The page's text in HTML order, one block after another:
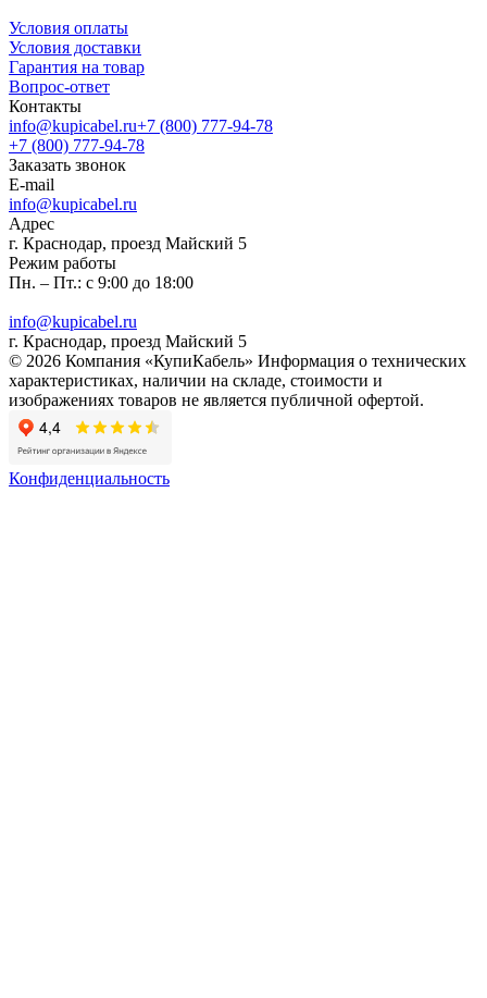
Условия оплаты
Условия доставки
Гарантия на товар
Вопрос-ответ
Контакты
info@kupicabel.ru+7 (800) 777-94-78
+7 (800) 777-94-78
Заказать звонок
E-mail
info@kupicabel.ru
Адрес
г. Краснодар, проезд Майский 5
Режим работы
Пн. – Пт.: с 9:00 до 18:00
info@kupicabel.ru
г. Краснодар, проезд Майский 5
© 2026 Компания «КупиКабель» Информация о технических
характеристиках, наличии на складе, стоимости и
изображениях товаров не является публичной офертой.
Конфиденциальность